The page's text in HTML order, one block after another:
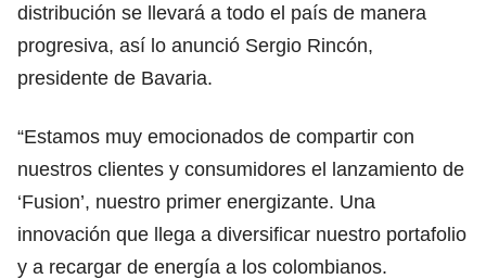
distribución se llevará a todo el país de manera
progresiva, así lo anunció Sergio Rincón,
presidente de Bavaria.
“Estamos muy emocionados de compartir con
nuestros clientes y consumidores el lanzamiento de
‘Fusion’, nuestro primer energizante. Una
innovación que llega a diversificar nuestro portafolio
y a recargar de energía a los colombianos.